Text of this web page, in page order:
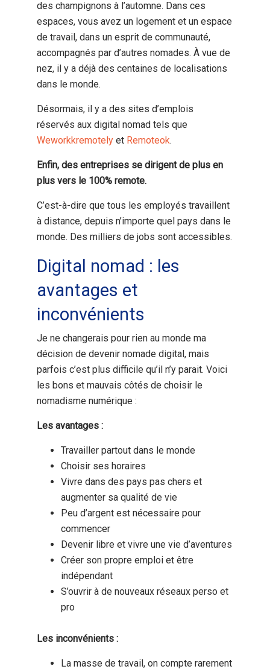
des champignons à l’automne. Dans ces
espaces, vous avez un logement et un espace
de travail, dans un esprit de communauté,
accompagnés par d’autres nomades. À vue de
nez, il y a déjà des centaines de localisations
dans le monde.
Désormais, il y a des sites d’emplois
réservés aux digital nomad tels que
Weworkkremotelyet Remoteok.
Enfin, des entreprises se dirigent de plus en
plus vers le 100% remote.
C’est-à-dire que tous les employés travaillent
à distance, depuis n’importe quel pays dans le
monde. Des milliers de jobs sont accessibles.
Digital nomad : les
avantages et
inconvénients
Je ne changerais pour rien au monde ma
décision de devenir nomade digital, mais
parfois c’est plus difficile qu’il n’y parait. Voici
les bons et mauvais côtés de choisir le
nomadisme numérique :
Les avantages :
Travailler partout dans le monde
Choisir ses horaires
Vivre dans des pays pas chers et
augmenter sa qualité de vie
Peu d’argent est nécessaire pour
commencer
Devenir libre et vivre une vie d’aventures
Créer son propre emploi et être
indépendant
S’ouvrir à de nouveaux réseaux perso et
pro
Les inconvénients :
La masse de travail, on compte rarement